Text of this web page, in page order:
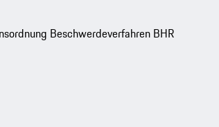
Beschwerdeverfahren BHR